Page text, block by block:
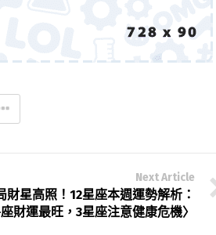
Next Article
財星高照！12星座本週運勢解析：
財運最旺，3星座注意健康危機〉